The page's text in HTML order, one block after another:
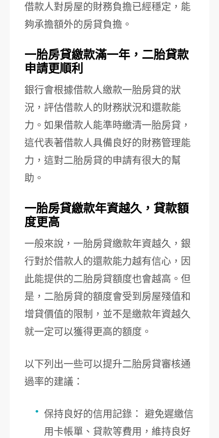
借款人對房屋的財務負擔已經穩定，能
夠承擔額外的房貸負擔。
一胎房貸繳款滿一年，二胎貸款
申請更順利
銀行會根據借款人繳款一胎房貸的狀
況，評估借款人的財務狀況和還款能
力。如果借款人能準時繳清一胎房貸，
這代表著借款人具備良好的財務管理能
力，這對二胎房貸的申請有很大的幫
助。
一胎房貸繳款年資越久，貸款額
度更高
一般來說，一胎房貸繳款年資越久，銀
行對於借款人的還款能力越有信心，因
此能提供的二胎房貸額度也會越高。但
是，二胎房貸的額度會受到房屋殘值和
增貸價值的限制，並不是繳款年資越久
就一定可以獲得更高的額度。
以下列出一些可以提升二胎房貸審核通
過率的建議：
保持良好的信用記錄： 避免遲繳信
用卡帳單、貸款等費用，維持良好